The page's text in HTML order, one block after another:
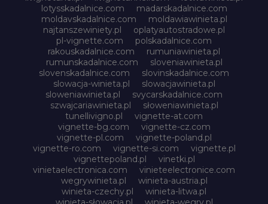
lotysskadalnice.com
madarskadalnice.com
moldavskadalnice.com
moldawiawinieta.pl
najtanszewiniety.pl
oplatyautostradowe.pl
pl-vignette.com
polskadalnice.com
rakouskadalnice.com
rumuniawinieta.pl
rumunskadalnice.com
sloveniawinieta.pl
slovenskadalnice.com
slovinskadalnice.com
slowacja-winieta.pl
slowacjawinieta.pl
sloweniawinieta.pl
svycarskadalnice.com
szwajcariawinieta.pl
słoweniawinieta.pl
tunellivigno.pl
vignette-at.com
vignette-bg.com
vignette-cz.com
vignette-pl.com
vignette-poland.pl
vignette-ro.com
vignette-si.com
vignette.pl
vignettepoland.pl
vinetki.pl
vinietaelectronica.com
vinieteelectronice.com
wegrywinieta.pl
winieta-austria.pl
winieta-czechy.pl
winieta-litwa.pl